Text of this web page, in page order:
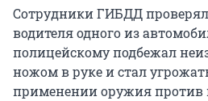
Сотрудники ГИБДД
водителя одного из
полицейскому подбежал
ножом в руке и стал
применении оружия против